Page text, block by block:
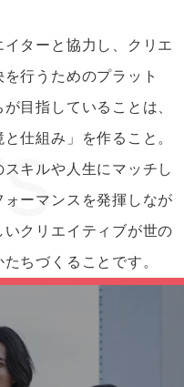
ターと協力し、クリエ
行うためのプラット
目指していることは、
仕組み」を作ること。
キルや人生にマッチし
ーマンスを発揮しなが
クリエイティブが世の
ちづくることです。